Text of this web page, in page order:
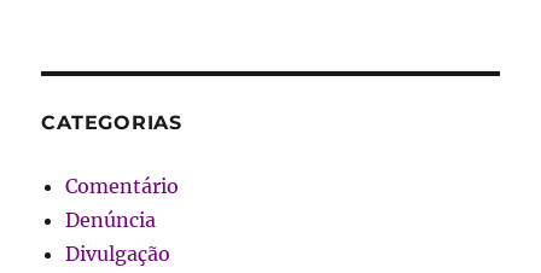
CATEGORIAS
Comentário
Denúncia
Divulgação